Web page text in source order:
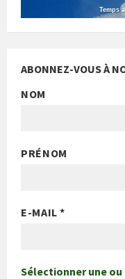
Temps
ABONNEZ-VOUS À
NOM
PRÉNOM
E-MAIL*
Sélectionner une